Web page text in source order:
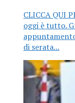
CLICCA QUI
oggi è tutto.
di serata...